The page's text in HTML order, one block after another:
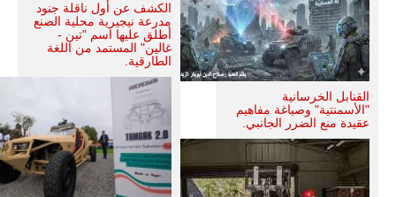
القنابل الخرسانية
"الأسمنتية" وصياغة مفاهيم
عقيدة منع الضرر الجانبي.
الكشف عن أول ناقلة جنود
مدرعة نيجيرية محلية الصنع
أطلق عليها اسم "تين -
غالين" المستمد من اللغة
الطارقية.